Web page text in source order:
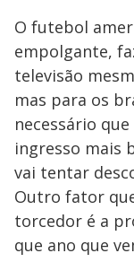
O futebol
empolgante,
televisão
mas para os
necessário
ingresso mais
vai tentar
Outro fator
torcedor é a
que ano que